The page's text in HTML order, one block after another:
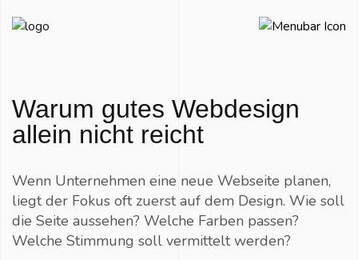
Warum gutes Webdesign
allein nicht reicht
Wenn Unternehmen eine neue Webseite planen,
liegt der Fokus oft zuerst auf dem Design. Wie soll
die Seite aussehen? Welche Farben passen?
Welche Stimmung soll vermittelt werden?